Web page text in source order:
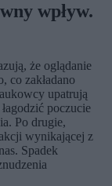
wpływ.
że oglądanie
co zakładano
upatrują
poczucie
Po drugie,
wynikającej z
Spadek